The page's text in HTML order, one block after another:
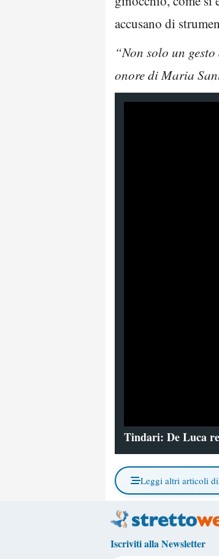
accusano di
“Non solo un
onore di Maria
Tindari: De Luca
Leggi altri articoli di
Iscriviti alla Newsletter